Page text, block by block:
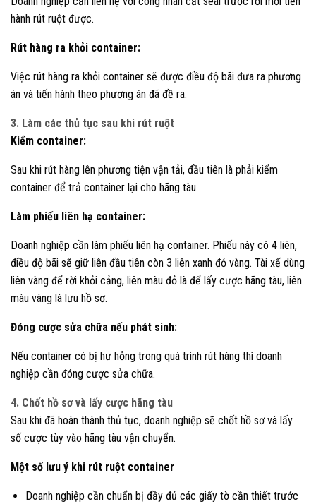
hành rút ruột được.
Rút hàng ra khỏi container:
Việc rút hàng ra khỏi container sẽ được điều độ bãi đưa ra phương
án và tiến hành theo phương án đã đề ra.
3. Làm các thủ tục sau khi rút ruột
Kiểm container:
Sau khi rút hàng lên phương tiện vận tải, đầu tiên là phải kiểm
container để trả container lại cho hãng tàu.
Làm phiếu liên hạ container:
Doanh nghiệp cần làm phiếu liên hạ container. Phiếu này có 4 liên,
điều độ bãi sẽ giữ liên đầu tiên còn 3 liên xanh đỏ vàng. Tài xế dùng
liên vàng để rời khỏi cảng, liên màu đỏ là để lấy cược hãng tàu, liên
màu vàng là lưu hồ sơ.
Đóng cược sửa chữa nếu phát sinh:
Nếu container có bị hư hỏng trong quá trình rút hàng thì doanh
nghiệp cần đóng cược sửa chữa.
4. Chốt hồ sơ và lấy cược hãng tàu
Sau khi đã hoàn thành thủ tục, doanh nghiệp sẽ chốt hồ sơ và lấy
số cược tùy vào hãng tàu vận chuyển.
Một số lưu ý khi rút ruột container
Doanh nghiệp cần chuẩn bị đầy đủ các giấy tờ cần thiết trước